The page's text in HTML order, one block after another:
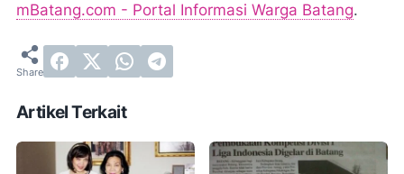
mBatang.com - Portal Informasi Warga Batang.
Artikel Terkait